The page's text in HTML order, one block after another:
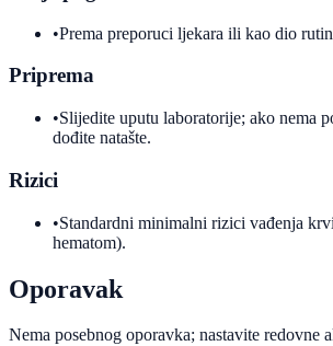
•Prema preporuci ljekara ili kao dio
Priprema
•Slijedite uputu laboratorije; ako nema
dođite natašte.
Rizici
•Standardni minimalni rizici vađenja
hematom).
Oporavak
Nema posebnog oporavka; nastavite redovne